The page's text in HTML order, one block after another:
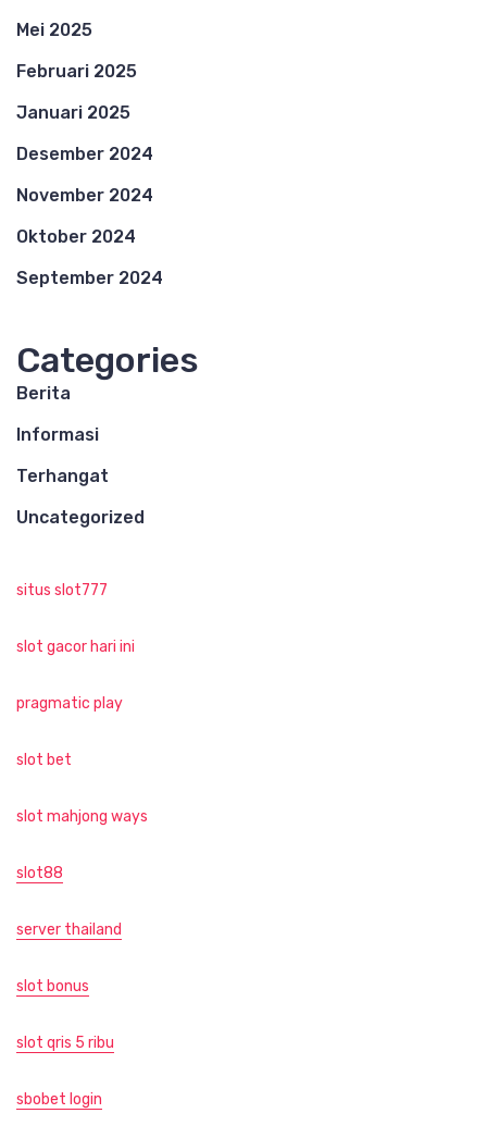
Mei 2025
Februari 2025
Januari 2025
Desember 2024
November 2024
Oktober 2024
September 2024
Categories
Berita
Informasi
Terhangat
Uncategorized
situs slot777
slot gacor hari ini
pragmatic play
slot bet
slot mahjong ways
slot88
server thailand
slot bonus
slot qris 5 ribu
sbobet login